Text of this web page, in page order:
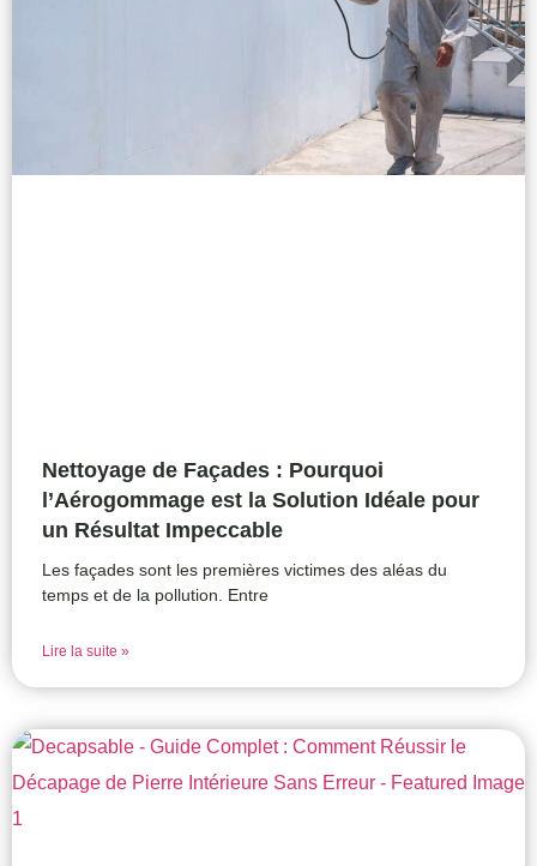
Nettoyage de Façades : Pourquoi
l’Aérogommage est la Solution Idéale pour
un Résultat Impeccable
Les façades sont les premières victimes des aléas du
temps et de la pollution. Entre
Lire la suite »